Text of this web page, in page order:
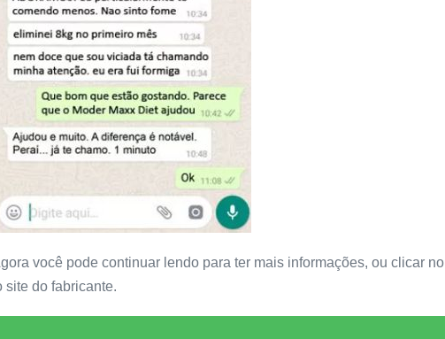
você pode continuar lendo para ter mais informações, ou clicar no
site do fabricante.